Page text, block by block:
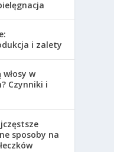
i zalety
w
Czynniki i
sposoby na